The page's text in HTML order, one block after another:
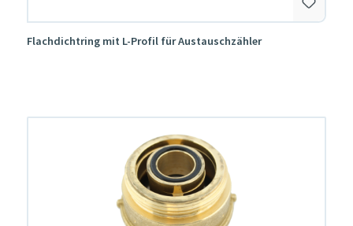
Flachdichtring mit L-Profil für Austauschzähler